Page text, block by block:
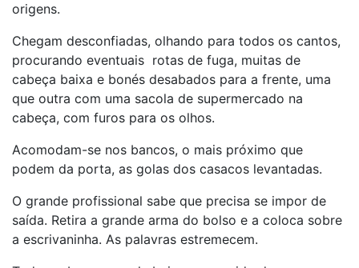
origens.
Chegam desconfiadas, olhando para todos os cantos,
procurando eventuais rotas de fuga, muitas de
cabeça baixa e bonés desabados para a frente, uma
que outra com uma sacola de supermercado na
cabeça, com furos para os olhos.
Acomodam-se nos bancos, o mais próximo que
podem da porta, as golas dos casacos levantadas.
O grande profissional sabe que precisa se impor de
saída. Retira a grande arma do bolso e a coloca sobre
a escrivaninha. As palavras estremecem.